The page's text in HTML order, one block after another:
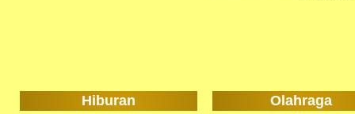
Hiburan Olahraga